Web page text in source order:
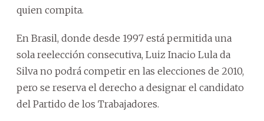
quien compita.
En Brasil, donde desde 1997 está permitida una
sola reelección consecutiva, Luiz Inacio Lula da
Silva no podrá competir en las elecciones de 2010,
pero se reserva el derecho a designar el candidato
del Partido de los Trabajadores.